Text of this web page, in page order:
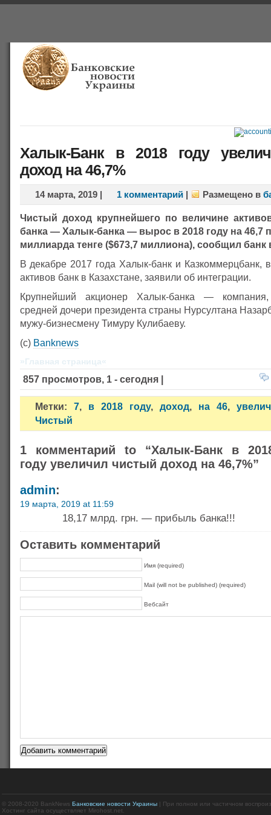
Халык-Банк в 2018 году
доход на 46,7%
14 марта, 2019| 1 комментарий | Размещено в
Чистый доход крупнейшего по величине активов
банка — Халык-банка — вырос в 2018 году на 46,7
миллиарда тенге ($673,7 миллиона), сообщил банк
В декабре 2017 года Халык-банк и Казкоммерцбанк,
активов банк в Казахстане, заявили об интеграции.
Крупнейший акционер Халык-банка —
средней дочери президента страны Нурсултана
мужу-бизнесмену Тимуру Кулибаеву.
(с) Banknews
»Главная страница«
857 просмотров, 1 - сегодня |
Метки: 7, в 2018 году, доход, на 46,
Чистый
1 комментарий to “Халык-Банк в
году увеличил чистый доход на 46,7%”
admin:
19 марта, 2019 at 11:59
18,17 млрд. грн. — прибыль банка!!!
Оставить комментарий
Имя (required)
Mail (will not be published) (required)
Вебсайт
© 2008-2020 BankNews Банковские новости Украины| При полном или частичном
Хостинг сайта осуществляет Mirohost.net.